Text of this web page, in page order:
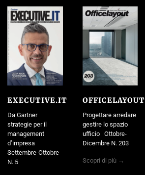
EXECUTIVE.IT
Da Gartner
strategie per il
management
d’impresa
Settembre-Ottobre
N. 5
OFFICELAYOUT
Progettare arredare
gestire lo spazio
ufficio Ottobre-
Dicembre N. 203
Scopri di più →